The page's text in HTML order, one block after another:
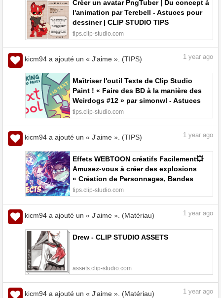
Créer un avatar PngTuber | Du concept à
l'animation par Terebell - Astuces pour
dessiner | CLIP STUDIO TIPS
tips.clip-studio.com
kicm94 a ajouté un « J'aime ». (TIPS) 1 year ago
Maîtriser l'outil Texte de Clip Studio
Paint ! « Faire des BD à la manière des
Weirdogs #12 » par simonwl - Astuces
pour dessiner | CLIP STUDIO TIPS
tips.clip-studio.com
kicm94 a ajouté un « J'aime ». (TIPS) 1 year ago
Effets WEBTOON créatifs Facilement💥
Amusez-vous à créer des explosions
« Création de Personnages, Bandes
dessinées et Webtoons #1 » par .avi. -
Astuces pour dessiner | CLIP STUDIO
tips.clip-studio.com
kicm94 a ajouté un « J'aime ». (Matériau) 1 year ago
Drew - CLIP STUDIO ASSETS
assets.clip-studio.com
kicm94 a ajouté un « J'aime ». (Matériau) 1 year ago